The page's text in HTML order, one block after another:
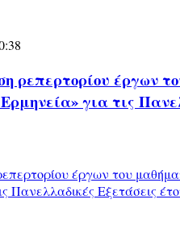
ρεπερτορίου έργων
για τις